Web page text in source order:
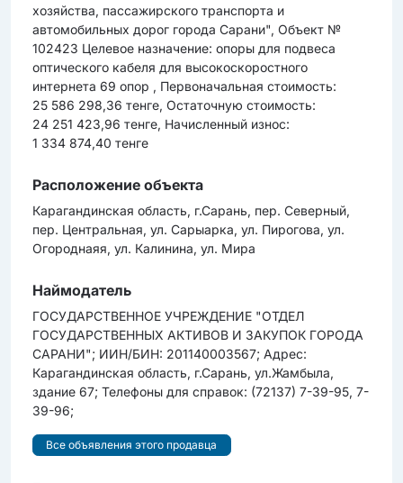
хозяйства, пассажирского транспорта и
автомобильных дорог города Сарани", Объект №
102423 Целевое назначение: опоры для подвеса
оптического кабеля для высокоскоростного
интернета 69 опор , Первоначальная стоимость:
25 586 298,36 тенге, Остаточную стоимость:
24 251 423,96 тенге, Начисленный износ:
1 334 874,40 тенге
Расположение объекта
Карагандинская область, г.Сарань, пер. Северный,
пер. Центральная, ул. Сарыарка, ул. Пирогова, ул.
Огороднаяя, ул. Калинина, ул. Мира
Наймодатель
ГОСУДАРСТВЕННОЕ УЧРЕЖДЕНИЕ "ОТДЕЛ
ГОСУДАРСТВЕННЫХ АКТИВОВ И ЗАКУПОК ГОРОДА
САРАНИ"; ИИН/БИН: 201140003567; Адрес:
Карагандинская область, г.Сарань, ул.Жамбыла,
здание 67; Телефоны для справок: (72137) 7-39-95, 7-
39-96;
Все объявления этого продавца